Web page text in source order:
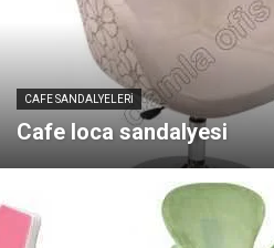
CAFE SANDALYELERI
Cafe loca sandalyesi